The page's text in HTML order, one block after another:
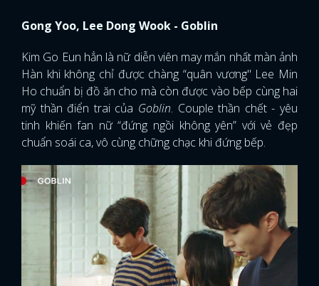
Gong Yoo, Lee Dong Wook - Goblin
Kim Go Eun hẳn là nữ diễn viên may mắn nhất màn ảnh
Hàn khi không chỉ được chàng “quân vương" Lee Min
Ho chuẩn bị đồ ăn cho mà còn được vào bếp cùng hai
mỹ thần điển trai của Goblin. Couple thần chết - yêu
tinh khiến fan nữ “đứng ngồi không yên” với vẻ đẹp
chuẩn soái ca, vô cùng chững chạc khi đứng bếp.